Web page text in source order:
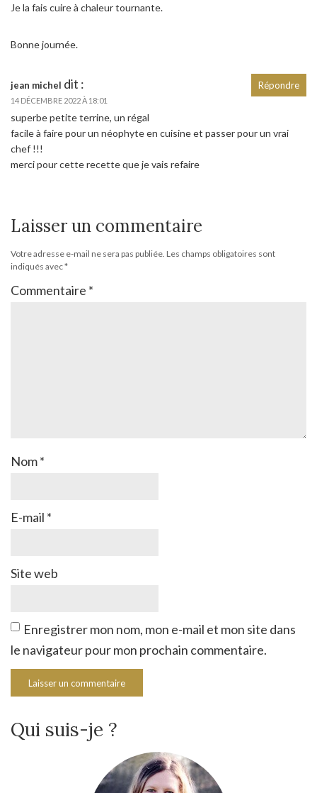
Je la fais cuire à chaleur tournante.
Bonne journée.
jean michel dit :
14 DÉCEMBRE 2022 À 18:01
superbe petite terrine, un régal
facile à faire pour un néophyte en cuisine et passer pour un vrai
chef !!!
merci pour cette recette que je vais refaire
Répondre
Laisser un commentaire
Votre adresse e-mail ne sera pas publiée. Les champs obligatoires sont
indiqués avec*
Commentaire *
Nom*
E-mail *
Site web
Enregistrer mon nom, mon e-mail et mon site dans
le navigateur pour mon prochain commentaire.
Qui suis-je ?